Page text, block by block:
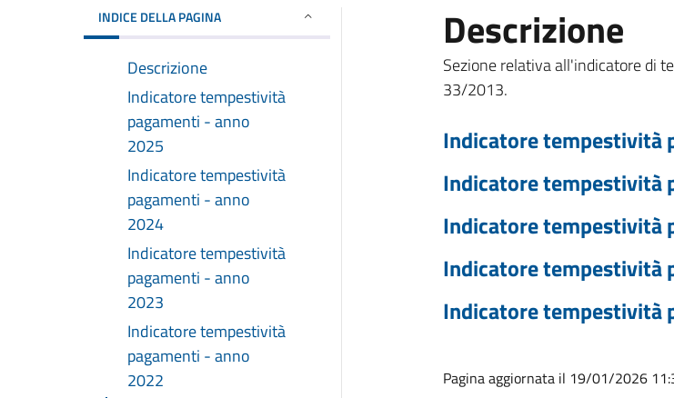
INDICE DELLA PAGINA
Descrizione
Indicatore tempestività
pagamenti - anno
2025
Indicatore tempestività
pagamenti - anno
2024
Indicatore tempestività
pagamenti - anno
2023
Indicatore tempestività
pagamenti - anno
2022
Descrizione
Sezione relativa all'indicatore di
33/2013.
Indicatore tempestività
Indicatore tempestività
Indicatore tempestività
Indicatore tempestività
Indicatore tempestività
Pagina aggiornata il 19/01/2026